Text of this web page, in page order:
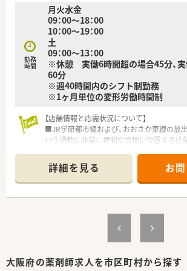
勤務
時間
月火水金
09：00～18：00
10：00～19：00
土
09：00～13：00
※休憩 実働6時間超の場合45分、
60分
※週40時間内のシフト制勤務
※1ヶ月単位の変形労働時間制
【店舗情報と応需状況について】
■JR学研都市線および、おおさか東線の放
いう通勤に非常に便利な立地に位置する店舗
多岐にわたり、幅広い処方箋に触れること
■近隣の医療機関から様々な処方箋を受け
康を支える拠点として多くの患者様が来局
■東証プライム上場企業として全国に350
開しており、安定した経営基盤を誇る法人で
■大学病院門前からドラッグストア併設店ま
詳細を見る お
大阪府の薬剤師求人を市区町村から探す